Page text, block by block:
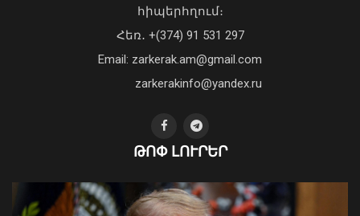
Վարչապետ Փաշինյանն այցելել է
«ԷԼԵՎԵՅԹ ԷՅԱՅ» արհեստական
բանականության գործարան
հիպերհղում։
Հեռ․ +(374) 91 531 297
Email: zarkerak.am@gmail.com
zarkerakinfo@yandex.ru
ԹՈՓ ԼՈՒՐԵՐ